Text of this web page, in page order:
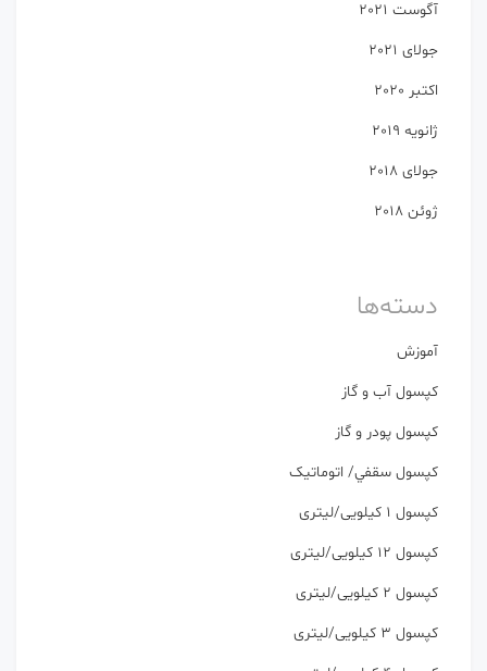
آگوست 2021
جولای 2021
اکتبر 2020
ژانویه 2019
جولای 2018
ژوئن 2018
دسته‌ها
آموزش
كپسول آب و گاز
كپسول پودر و گاز
كپسول سقفي/ اتوماتیک
کپسول 1 کیلویی/لیتری
کپسول 12 کیلویی/لیتری
کپسول 2 کیلویی/لیتری
کپسول 3 کیلویی/لیتری